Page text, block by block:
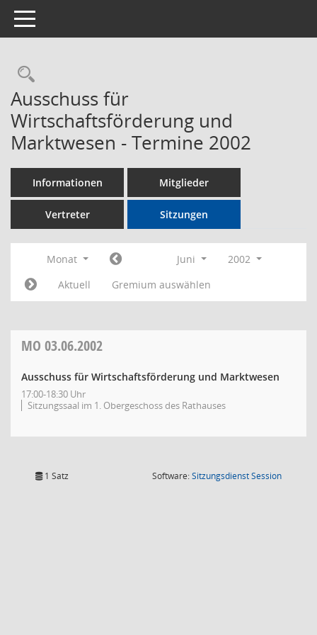
Toggle navigation
Rechercheauswahl
Ausschuss für
Wirtschaftsförderung und
Marktwesen - Termine 2002
Informationen Mitglieder
Vertreter Sitzungen
Monat Juni
2002
Aktuell
Gremium auswählen
MO 03.06.2002
Ausschuss für Wirtschaftsförderung und Marktwesen
17:00-18:30 Uhr
Sitzungssaal im 1. Obergeschoss des Rathauses
1 Satz Software:SitzungsdienstSession(Wird in